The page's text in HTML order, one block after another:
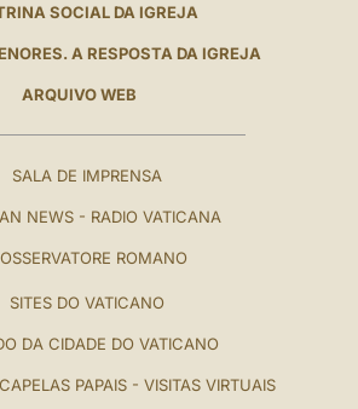
SOCIAL DA IGREJA
A RESPOSTA DA IGREJA
ARQUIVO WEB
SALA DE IMPRENSA
NEWS - RADIO VATICANA
ROMANO
SITES DO VATICANO
DA CIDADE DO VATICANO
PAPAIS - VISITAS VIRTUAIS